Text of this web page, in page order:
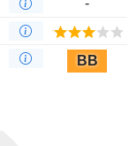
-
BB